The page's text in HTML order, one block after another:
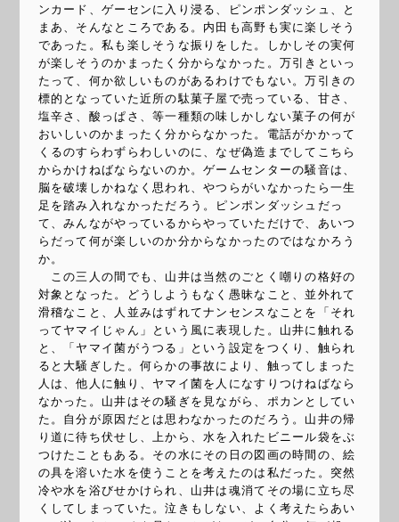
ンカード、ゲーセンに入り浸る、ピンポンダッシュ、と
まあ、そんなところである。内田も高野も実に楽しそう
であった。私も楽しそうな振りをした。しかしその実何
が楽しそうのかまったく分からなかった。万引きといっ
たって、何か欲しいものがあるわけでもない。万引きの
標的となっていた近所の駄菓子屋で売っている、甘さ、
塩辛さ、酸っぱさ、等一種類の味しかしない菓子の何が
おいしいのかまったく分からなかった。電話がかかって
くるのすらわずらわしいのに、なぜ偽造までしてこちら
からかけねばならないのか。ゲームセンターの騒音は、
脳を破壊しかねなく思われ、やつらがいなかったら一生
足を踏み入れなかっただろう。ピンポンダッシュだっ
て、みんながやっているからやっていただけで、あいつ
らだって何が楽しいのか分からなかったのではなかろう
か。
この三人の間でも、山井は当然のごとく嘲りの格好の
対象となった。どうしようもなく愚昧なこと、並外れて
滑稽なこと、人並みはずれてナンセンスなことを「それ
ってヤマイじゃん」という風に表現した。山井に触れる
と、「ヤマイ菌がうつる」という設定をつくり、触られ
ると大騒ぎした。何らかの事故により、触ってしまった
人は、他人に触り、ヤマイ菌を人になすりつけねばなら
なかった。山井はその騒ぎを見ながら、ポカンとしてい
た。自分が原因だとは思わなかったのだろう。山井の帰
り道に待ち伏せし、上から、水を入れたビニール袋をぶ
つけたこともある。その水にその日の図画の時間の、絵
の具を溶いた水を使うことを考えたのは私だった。突然
冷や水を浴びせかけられ、山井は魂消てその場に立ち尽
くしてしまっていた。泣きもしない、よく考えたらあい